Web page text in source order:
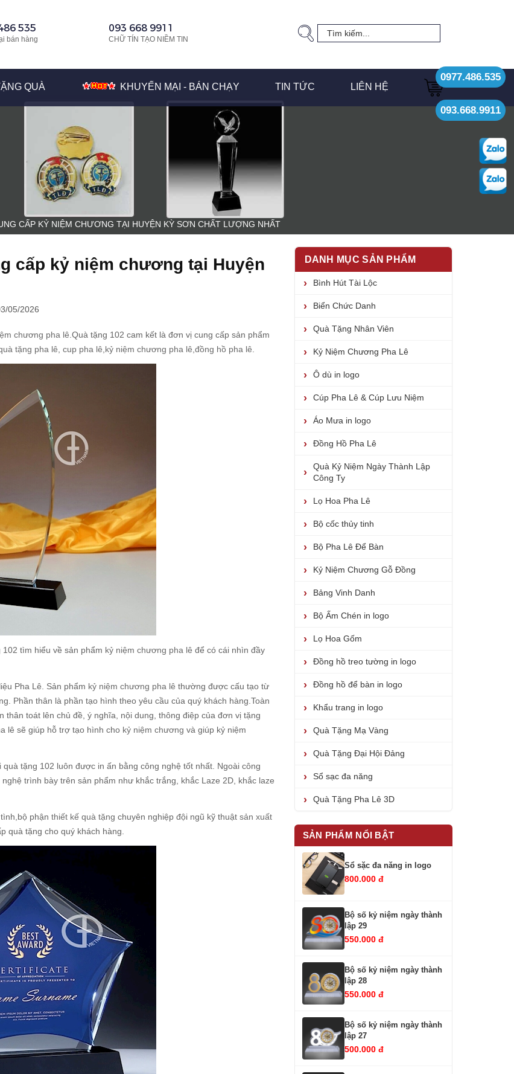
535
bán hàng
093 668 9911
CHỮ TÍN TẠO NIỀM TIN
QUÀ KHUYẾN MẠI - BÁN CHẠY TIN TỨC LIÊN HỆ
0977.486.535
093.668.9911
CẤP KỶ NIỆM CHƯƠNG TẠI HUYỆN KỲ SƠN CHẤT LƯỢNG NHẤT
cấp kỷ niệm chương tại Huyện
05/2026
chương pha lê .Quà tặng 102 cam kết là đơn vị cung cấp sản phẩm
tặng pha lê cup pha lê kỷ niệm chương pha lê đồng hồ pha lê
tìm hiểu về sản phẩm kỷ niệm chương pha lê để có cái nhìn đầy
Pha Lê. Sản phẩm kỷ niệm chương pha lê thường được cấu tạo từ
Phần thân là phần tạo hình theo yêu cầu của quý khách hàng.Toàn
toát lên chủ đề, ý nghĩa, nội dung, thông điệp của đơn vị tặng
lê sẽ giúp hỗ trợ tạo hình cho kỷ niệm chương và giúp kỷ niệm
tặng 102 luôn được in ấn bằng công nghệ tốt nhất. Ngoài công
trình bày trên sản phẩm như khắc trắng, khắc Laze 2D, khắc laze
phận thiết kế quà tặng chuyên nghiệp đội ngũ kỹ thuật sản xuất
quà tặng cho quý khách hàng.
DANH MỤC SẢN PHẨM
Bình Hút Tài Lộc
Biển Chức Danh
Quà Tặng Nhân Viên
Kỷ Niệm Chương Pha Lê
Ô dù in logo
Cúp Pha Lê & Cúp Lưu Niệm
Áo Mưa in logo
Đồng Hồ Pha Lê
Quà Kỷ Niệm Ngày Thành Lập
Công Ty
Lọ Hoa Pha Lê
Bộ cốc thủy tinh
Bộ Pha Lê Để Bàn
Kỷ Niệm Chương Gỗ Đồng
Bảng Vinh Danh
Bộ Ấm Chén in logo
Lọ Hoa Gốm
Đồng hồ treo tường in logo
Đồng hồ để bàn in logo
Khẩu trang in logo
Quà Tặng Mạ Vàng
Quà Tặng Đại Hội Đảng
Sổ sạc đa năng
Quà Tặng Pha Lê 3D
SẢN PHẨM NỔI BẬT
Sổ sặc đa năng in logo
800.000 đ
Bộ số kỷ niệm ngày thành
lập 29
550.000 đ
Bộ số kỷ niệm ngày thành
lập 28
550.000 đ
Bộ số kỷ niệm ngày thành
lập 27
500.000 đ